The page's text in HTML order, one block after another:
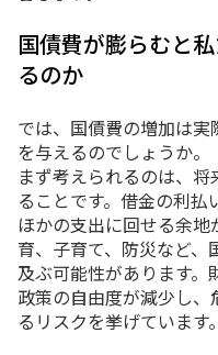
国債費が膨らむと
るのか
では、国債費の増加は
を与えるのでしょうか。
まず考えられるのは、
ることです。借金の利払
ほかの支出に回せる余
育、子育て、防災など
及ぶ可能性があります。
政策の自由度が減少し
るリスクを挙げています。